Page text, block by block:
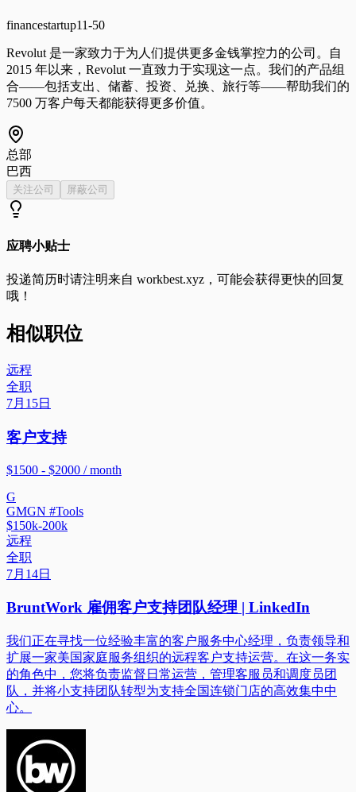
financestartup11-50
Revolut 是一家致力于为人们提供更多金钱掌控力的公司。自
2015 年以来，Revolut 一直致力于实现这一点。我们的产品组
合——包括支出、储蓄、投资、兑换、旅行等——帮助我们的
7500 万客户每天都能获得更多价值。
总部
巴西
关注公司 屏蔽公司
应聘小贴士
投递简历时请注明来自 workbest.xyz ，可能会获得更快的回复
哦！
相似职位
远程
全职
7月15日
客户支持
$1500 - $2000 / month
G
GMGN #Tools
$150k-200k
远程
全职
7月14日
BruntWork 雇佣客户支持团队经理 | LinkedIn
我们正在寻找一位经验丰富的客户服务中心经理，负责领导和
扩展一家美国家庭服务组织的远程客户支持运营。在这一务实
的角色中，您将负责监督日常运营，管理客服员和调度员团
队，并将小支持团队转型为支持全国连锁门店的高效集中中
心。